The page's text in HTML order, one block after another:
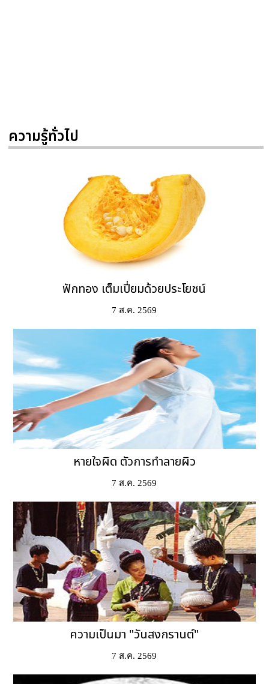
ความรู้ทั่วไป
ฟักทอง เต็มเปี่ยมด้วยประโยชน์
7 ส.ค. 2569
หายใจผิด ตัวการทำลายผิว
7 ส.ค. 2569
ความเป็นมา "วันสงกรานต์"
7 ส.ค. 2569